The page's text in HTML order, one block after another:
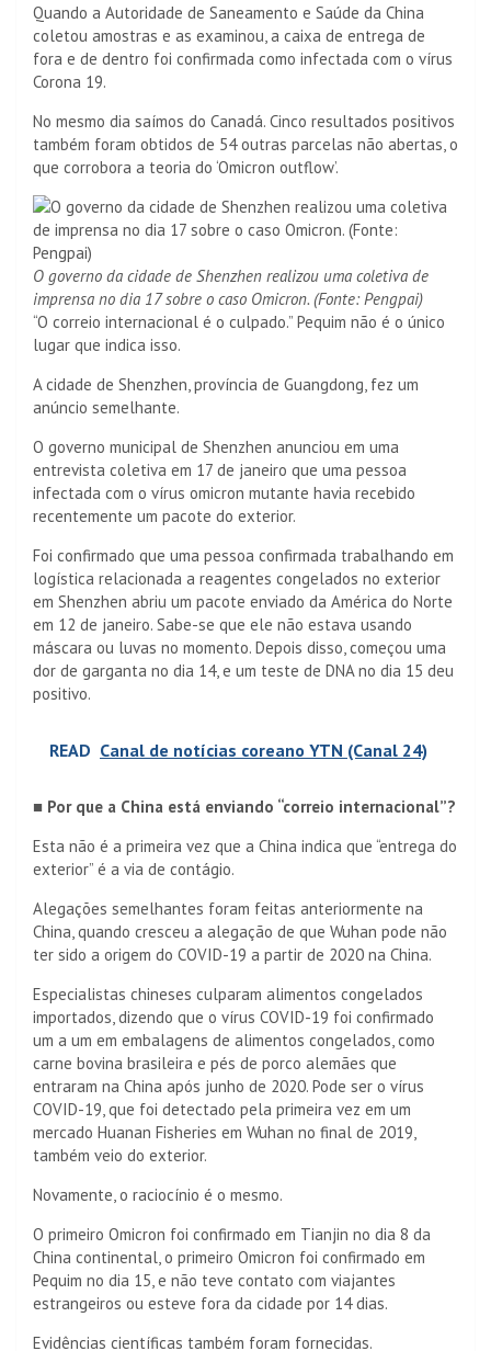
Quando a Autoridade de Saneamento e Saúde da China
coletou amostras e as examinou, a caixa de entrega de
fora e de dentro foi confirmada como infectada com o vírus
Corona 19.
No mesmo dia saímos do Canadá. Cinco resultados positivos
também foram obtidos de 54 outras parcelas não abertas, o
que corrobora a teoria do ‘Omicron outflow’.
O governo da cidade de Shenzhen realizou uma coletiva de
imprensa no dia 17 sobre o caso Omicron. (Fonte: Pengpai)
“O correio internacional é o culpado.” Pequim não é o único
lugar que indica isso.
A cidade de Shenzhen, província de Guangdong, fez um
anúncio semelhante.
O governo municipal de Shenzhen anunciou em uma
entrevista coletiva em 17 de janeiro que uma pessoa
infectada com o vírus omicron mutante havia recebido
recentemente um pacote do exterior.
Foi confirmado que uma pessoa confirmada trabalhando em
logística relacionada a reagentes congelados no exterior
em Shenzhen abriu um pacote enviado da América do Norte
em 12 de janeiro. Sabe-se que ele não estava usando
máscara ou luvas no momento. Depois disso, começou uma
dor de garganta no dia 14, e um teste de DNA no dia 15 deu
positivo.
READ Canal de notícias coreano YTN (Canal 24)
■ Por que a China está enviando “correio internacional”?
Esta não é a primeira vez que a China indica que “entrega do
exterior” é a via de contágio.
Alegações semelhantes foram feitas anteriormente na
China, quando cresceu a alegação de que Wuhan pode não
ter sido a origem do COVID-19 a partir de 2020 na China.
Especialistas chineses culparam alimentos congelados
importados, dizendo que o vírus COVID-19 foi confirmado
um a um em embalagens de alimentos congelados, como
carne bovina brasileira e pés de porco alemães que
entraram na China após junho de 2020. Pode ser o vírus
COVID-19, que foi detectado pela primeira vez em um
mercado Huanan Fisheries em Wuhan no final de 2019,
também veio do exterior.
Novamente, o raciocínio é o mesmo.
O primeiro Omicron foi confirmado em Tianjin no dia 8 da
China continental, o primeiro Omicron foi confirmado em
Pequim no dia 15, e não teve contato com viajantes
estrangeiros ou esteve fora da cidade por 14 dias.
Evidências científicas também foram fornecidas.